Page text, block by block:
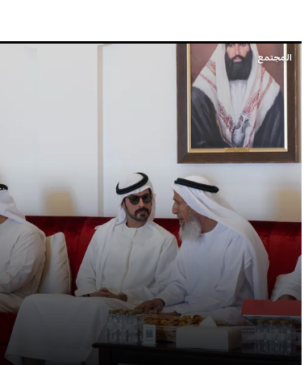
المجتمع